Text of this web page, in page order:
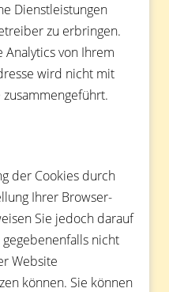
Dienstleistungen
zu erbringen.
Analytics von Ihrem
wird nicht mit
der Cookies durch
Ihrer Browser-
Sie jedoch darauf
gegebenenfalls nicht
Website
können. Sie können